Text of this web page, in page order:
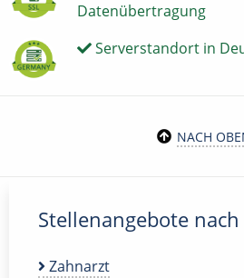
Datenübertragung
Serverstandort in
NACH
Stellenangebote
Zahnarzt